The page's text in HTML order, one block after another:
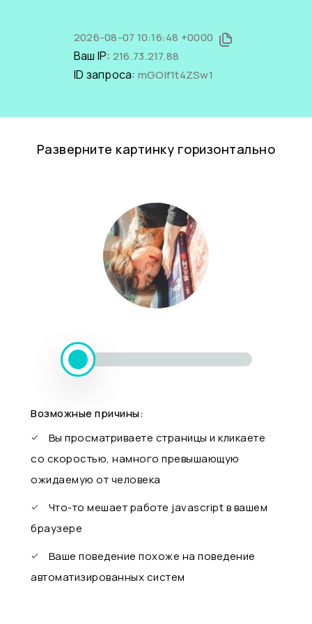
2026-08-07 10:16:48 +0000
Ваш IP: 216.73.217.88
ID запроса: mGOlf1t4ZSw1
Разверните картинку горизонтально
Возможные причины:
Вы просматриваете страницы и кликаете
со скоростью, намного превышающую
ожидаемую от человека
Что-то мешает работе javascript в вашем
браузере
Ваше поведение похоже на поведение
автоматизированных систем